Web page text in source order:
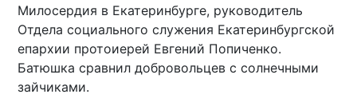
Милосердия в Екатеринбурге, руководитель
Отдела социального служения Екатеринбургской
епархии протоиерей Евгений Попиченко.
Батюшка сравнил добровольцев с солнечными
зайчиками.